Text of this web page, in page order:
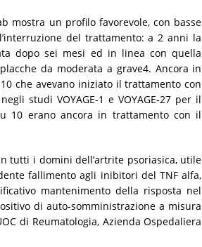
mostra un profilo favorevole, con basse
del trattamento: a 2 anni la
dopo sei mesi ed in linea con quella
da moderata a grave4. Ancora in
che avevano iniziato il trattamento con
studi VOYAGE-1 e VOYAGE-27 per il
10 erano ancora in trattamento con il
tutti i domini dell’artrite psoriasica, utile
fallimento agli inibitori del TNF alfa,
mantenimento della risposta nel
di auto-somministrazione a misura
di Reumatologia, Azienda Ospedaliera